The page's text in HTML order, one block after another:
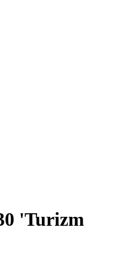
'Turizm